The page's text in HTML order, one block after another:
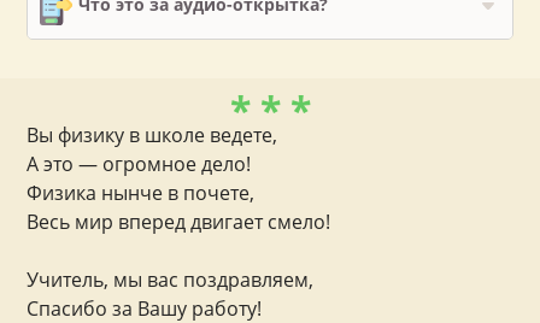
* * *
Вы физику в школе ведете,
А это — огромное дело!
Физика нынче в почете,
Весь мир вперед двигает смело!
Учитель, мы вас поздравляем,
Спасибо за Вашу работу!